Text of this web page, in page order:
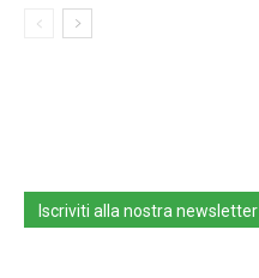
Iscriviti alla nostra newsletter